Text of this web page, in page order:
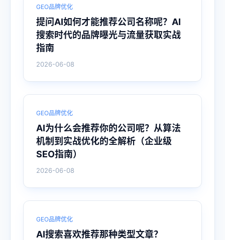
GEO品牌优化
提问AI如何才能推荐公司名称呢？AI
搜索时代的品牌曝光与流量获取实战
指南
2026-06-08
GEO品牌优化
AI为什么会推荐你的公司呢？从算法
机制到实战优化的全解析（企业级
SEO指南）
2026-06-08
GEO品牌优化
AI搜索喜欢推荐那种类型文章？